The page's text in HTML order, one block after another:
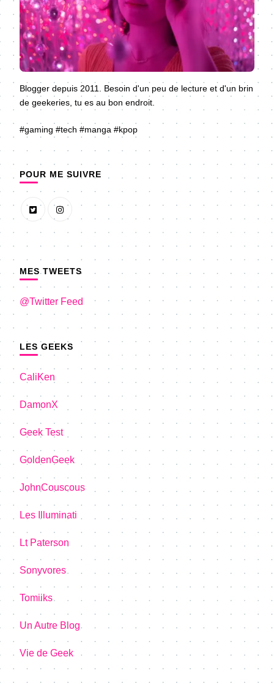
Blogger depuis 2011. Besoin d'un peu de lecture et d'un brin
de geekeries, tu es au bon endroit.
#gaming #tech #manga #kpop
POUR ME SUIVRE
MES TWEETS
@Twitter Feed
LES GEEKS
CaliKen
DamonX
Geek Test
GoldenGeek
JohnCouscous
Les Illuminati
Lt Paterson
Sonyvores
Tomiiks
Un Autre Blog
Vie de Geek